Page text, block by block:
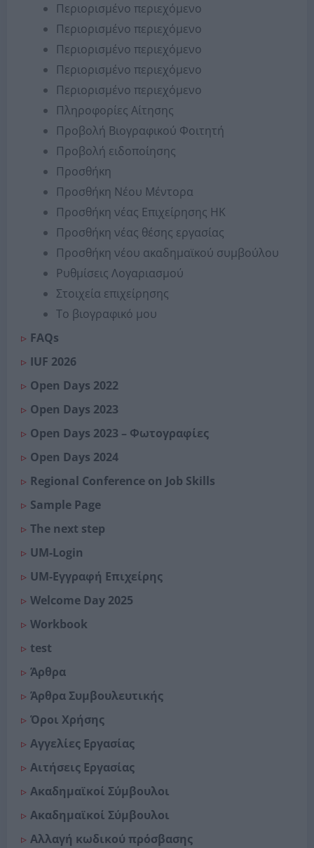
Περιορισμένο περιεχόμενο
Περιορισμένο περιεχόμενο
Περιορισμένο περιεχόμενο
Περιορισμένο περιεχόμενο
Περιορισμένο περιεχόμενο
Πληροφορίες Αίτησης
Προβολή Βιογραφικού Φοιτητή
Προβολή ειδοποίησης
Προσθήκη
Προσθήκη Νέου Μέντορα
Προσθήκη νέας Επιχείρησης ΗΚ
Προσθήκη νέας θέσης εργασίας
Προσθήκη νέου ακαδημαϊκού συμβούλου
Ρυθμίσεις Λογαριασμού
Στοιχεία επιχείρησης
Το βιογραφικό μου
FAQs
IUF 2026
Open Days 2022
Open Days 2023
Open Days 2023 – Φωτογραφίες
Open Days 2024
Regional Conference on Job Skills
Sample Page
The next step
UM-Login
UM-Εγγραφή Επιχείρης
Welcome Day 2025
Workbook
test
Άρθρα
Άρθρα Συμβουλευτικής
Όροι Χρήσης
Αγγελίες Εργασίας
Αιτήσεις Εργασίας
Ακαδημαϊκοί Σύμβουλοι
Ακαδημαϊκοί Σύμβουλοι
Αλλαγή κωδικού πρόσβασης